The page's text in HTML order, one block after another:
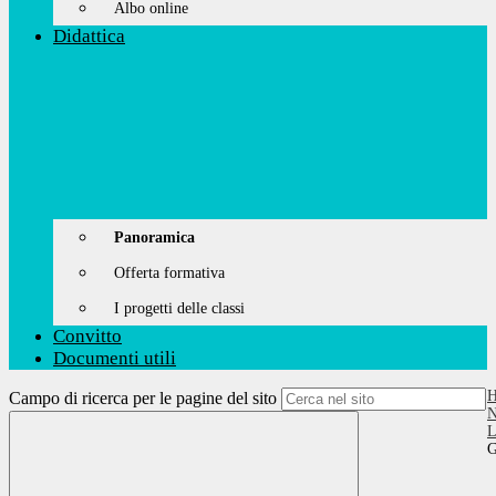
Albo online
Didattica
Panoramica
Offerta formativa
I progetti delle classi
Convitto
Documenti utili
Campo di ricerca per le pagine del sito